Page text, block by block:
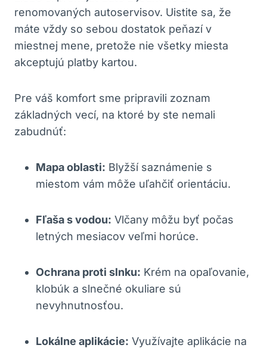
renomovaných autoservisov. Uistite sa, že
máte vždy‍ so​ sebou dostatok peňazí v
miestnej‍ mene, pretože nie všetky miesta
akceptujú platby kartou.
Pre ​váš ‌komfort sme pripravili zoznam
základných vecí, na ⁤ktoré by ste nemali
zabudnúť:
Mapa oblasti: Blyžší saznámenie s
‍miestom vám môže uľahčiť⁣ orientáciu.
Fľaša s vodou: Vlčany môžu byť počas
letných mesiacov veľmi horúce.
Ochrana ​proti slnku: Krém na opaľovanie,
‌klobúk a slnečné ⁢okuliare sú
nevyhnutnosťou.
Lokálne aplikácie: ⁤Využívajte ⁣aplikácie na